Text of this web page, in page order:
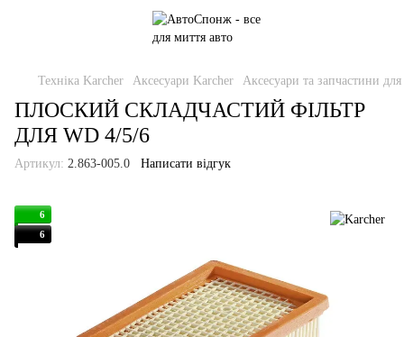
Техніка Karcher Аксесуари Karcher Аксесуари та запчастини для
ПЛОСКИЙ СКЛАДЧАСТИЙ ФІЛЬТР
ДЛЯ WD 4/5/6
Артикул: 2.863-005.0 Написати відгук
6
6